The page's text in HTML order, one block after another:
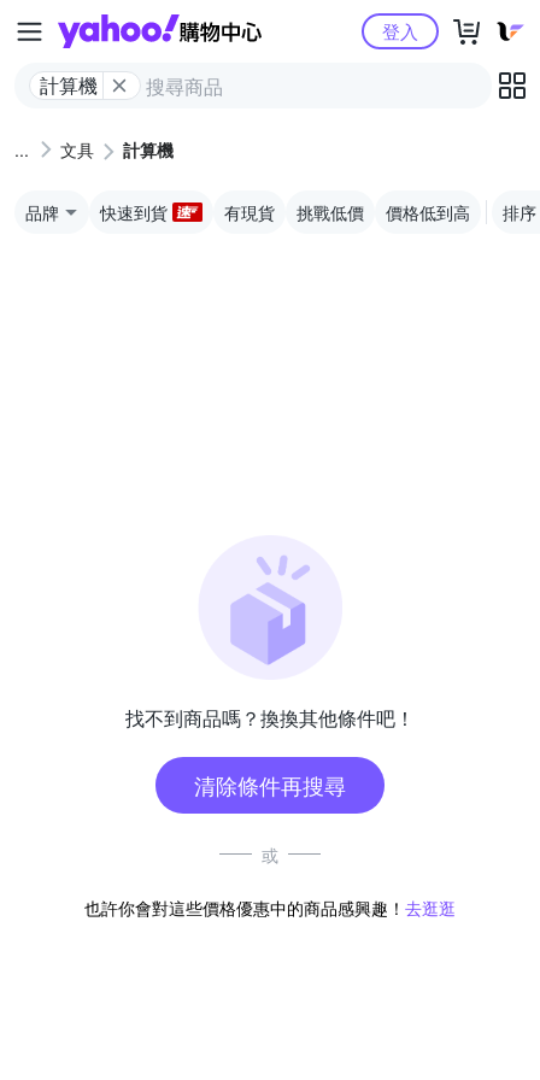
Yahoo購物中心
計算機
登入
文具 計算機
品牌 快速到貨 有現貨 挑戰低價 價格低到高 排序
找不到商品嗎？換換其他條件吧！
清除條件再搜尋
或
也許你會對這些價格優惠中的商品感興趣！ 去逛逛